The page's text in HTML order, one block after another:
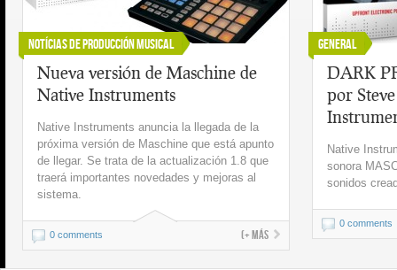
Notícias de Producción Musical
Nueva versión de Maschine de
Native Instruments
Native Instruments anuncia la llegada de la
próxima versión de Maschine que está apunto
de llegar. Se trata de la actualización 1.8 que
traerá importantes novedades y mejoras al
sistema.
0 comments (+ más
General
DARK
por
Native
sonora
sonidos
0 comments